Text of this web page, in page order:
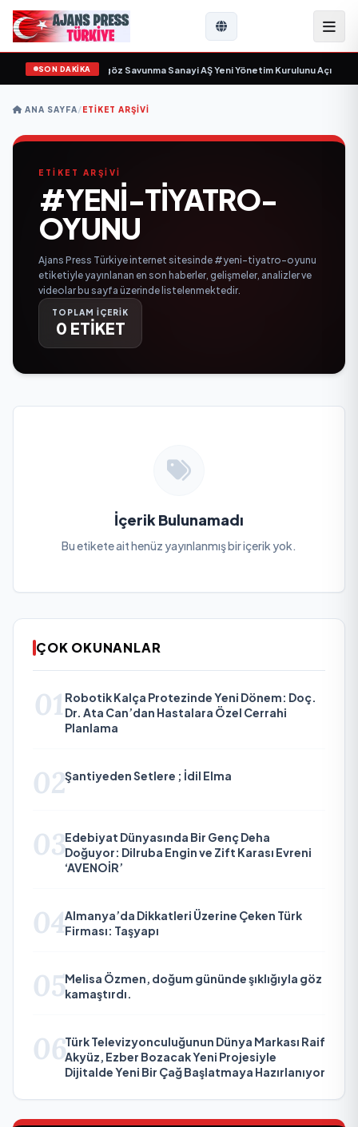
SON DAKİKA
gün sayıyor• Açıkgöz Savunma Sanayi AŞ Yeni Yönetim Kurulunu
ANA SAYFA/ETIKET ARŞIVI
ETİKET ARŞİVİ
#YENI-TIYATRO-
OYUNU
Ajans Press Türkiye internet sitesinde #yeni-tiyatro-oyunu
etiketiyle yayınlanan en son haberler, gelişmeler, analizler ve
videolar bu sayfa üzerinde listelenmektedir.
TOPLAM İÇERİK
0 ETİKET
İçerik Bulunamadı
Bu etikete ait henüz yayınlanmış bir içerik yok.
ÇOK OKUNANLAR
01 Robotik Kalça Protezinde Yeni Dönem: Doç.
Dr. Ata Can’dan Hastalara Özel Cerrahi
Planlama
02Şantiyeden Setlere ; İdil Elma
03Edebiyat Dünyasında Bir Genç Deha
Doğuyor: Dilruba Engin ve Zift Karası Evreni
‘AVENOİR’
04Almanya’da Dikkatleri Üzerine Çeken Türk
Firması: Taşyapı
05Melisa Özmen, doğum gününde şıklığıyla göz
kamaştırdı.
06Türk Televizyonculuğunun Dünya Markası Raif
Akyüz, Ezber Bozacak Yeni Projesiyle
Dijitalde Yeni Bir Çağ Başlatmaya Hazırlanıyor